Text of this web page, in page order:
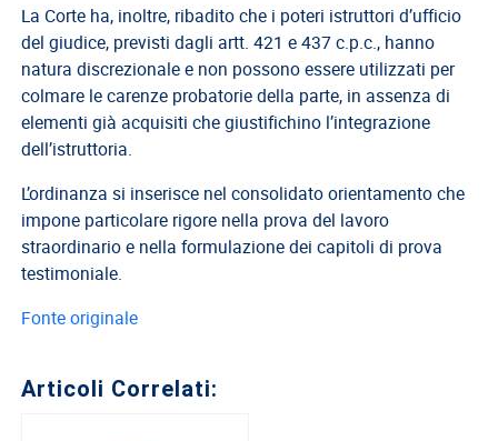
A.S.G.C.D.L.
Direttivo
A.S.G.C.D.L.
Documenti
ASGCDL
TIROCINANTI
Tirocinanti
Banca
Normativa
La Corte ha, inoltre, ribadito che i poteri istruttori d’ufficio
del giudice, previsti dagli artt. 421 e 437 c.p.c., hanno
natura discrezionale e non possono essere utilizzati per
colmare le carenze probatorie della parte, in assenza di
elementi già acquisiti che giustifichino l’integrazione
dell’istruttoria.
L’ordinanza si inserisce nel consolidato orientamento che
impone particolare rigore nella prova del lavoro
straordinario e nella formulazione dei capitoli di prova
testimoniale.
Fonte originale
Articoli Correlati: